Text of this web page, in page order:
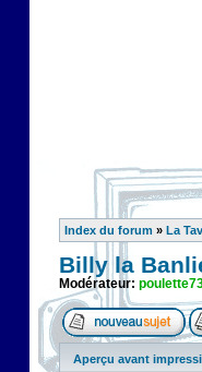
Index du forum » La
Billy la
Modérateur:
Aperçu avant